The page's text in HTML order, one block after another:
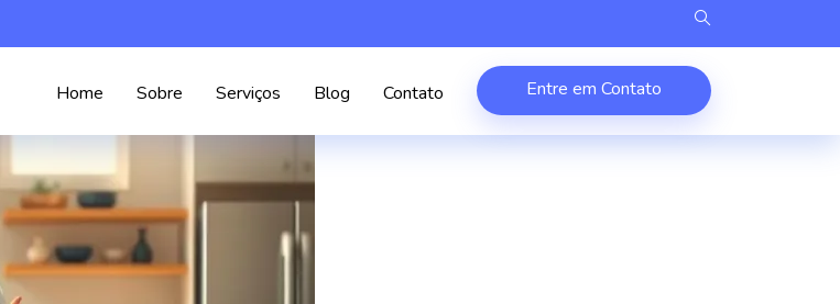
Home Sobre Serviços Blog Contato Entre em Contato